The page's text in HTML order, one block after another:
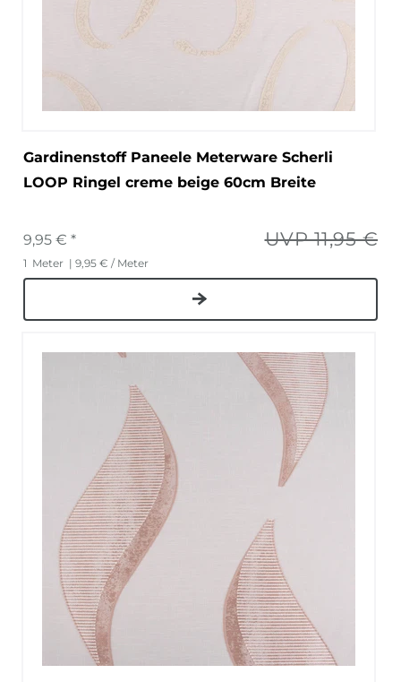
Gardinenstoff Paneele Meterware Scherli
LOOP Ringel creme beige 60cm Breite
UVP 11,95 €
9,95 € *
1 Meter | 9,95 € / Meter